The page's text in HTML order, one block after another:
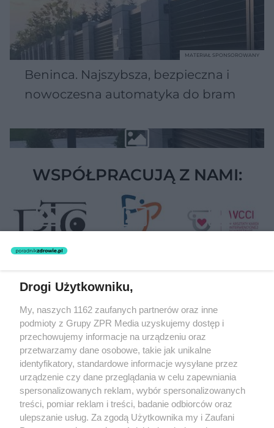
Beninca. Najszybsza, bezpieczna i
nowoczesna automatyka do bram
MATERIAŁ SPONSOROWANY
WSPÓŁPRACUJĄ Z NAMI:
Żaden utwór zamieszczony w serwisie nie może być powielany i
rozpowszechniany lub dalej rozpowszechniany w jakikolwiek sposób
(w tym także elektroniczny lub mechaniczny) na jakimkolwiek polu
eksploatacji w jakiejkolwiek formie, włącznie z umieszczaniem w
Internecie bez pisemnej zgody właściciela praw. Jakiekolwiek użycie
lub wykorzystanie utworów w całości lub w części z naruszeniem
prawa, tzn. bez właściwej zgody, jest zabronione pod groźbą kary i
może być ścigane prawnie.
Drogi Użytkowniku,
My, naszych 1162 zaufanych partnerów oraz inne
podmioty z Grupy ZPR Media uzyskujemy dostęp i
przechowujemy informacje na urządzeniu oraz
przetwarzamy dane osobowe, takie jak unikalne
identyfikatory, standardowe informacje wysyłane przez
urządzenie czy dane przeglądania w celu zapewniania
spersonalizowanych reklam, wybór spersonalizowanych
treści, pomiar reklam i treści, badanie odbiorców oraz
ulepszanie usług. Za zgodą Użytkownika my i Zaufani